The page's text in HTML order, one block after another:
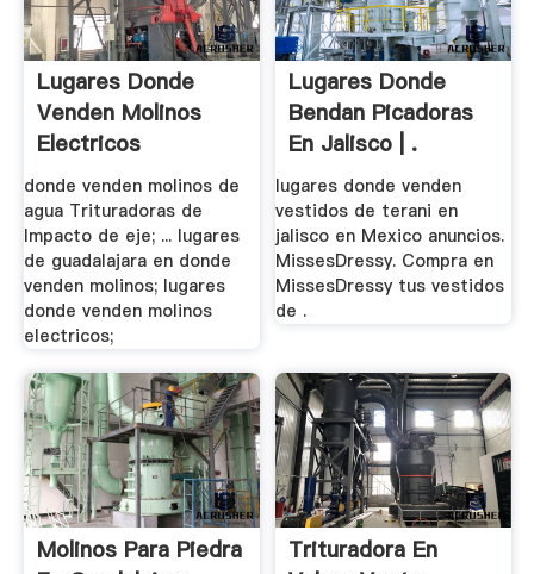
Lugares Donde
Venden Molinos
Electricos
donde venden molinos de
agua Trituradoras de
Impacto de eje; ... lugares
de guadalajara en donde
venden molinos; lugares
donde venden molinos
electricos;
Lugares Donde
Bendan Picadoras
En Jalisco | .
lugares donde venden
vestidos de terani en
jalisco en Mexico anuncios.
MissesDressy. Compra en
MissesDressy tus vestidos
de .
Molinos Para Piedra
Trituradora En